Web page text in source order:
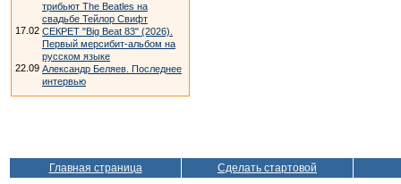
трибьют The Beatles на
свадьбе Тейлор Свифт
17.02 СЕКРЕТ "Big Beat 83" (2026).
Первый мерсибит-альбом на
русском языке
22.09 Александр Беляев. Последнее
интервью
Главная страница Сделать стартовой